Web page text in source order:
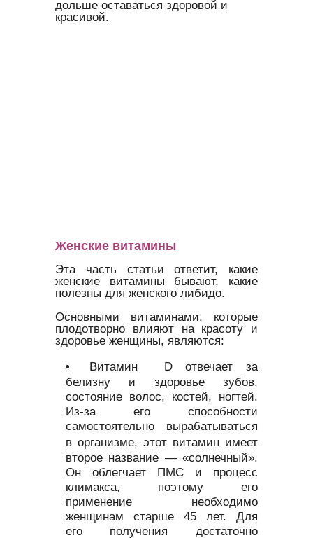
дольше оставаться здоровой и
красивой.
Женские витамины
Эта часть статьи ответит, какие
женские витамины бывают, какие
полезны для женского либидо.
Основными витаминами, которые
плодотворно влияют на красоту и
здоровье женщины, являются:
Витамин D отвечает за
белизну и здоровье зубов,
состояние волос, костей, ногтей.
Из-за его способности
самостоятельно вырабатываться
в организме, этот витамин имеет
второе название — «солнечный».
Он облегчает ПМС и процесс
климакса, поэтому его
применение необходимо
женщинам старше 45 лет. Для
его получения достаточно